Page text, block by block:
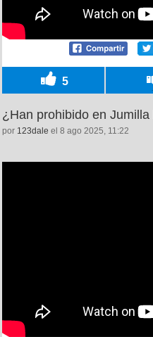
5
¿Han prohibido en
por 123dale el 8 ago 2025, 11:22